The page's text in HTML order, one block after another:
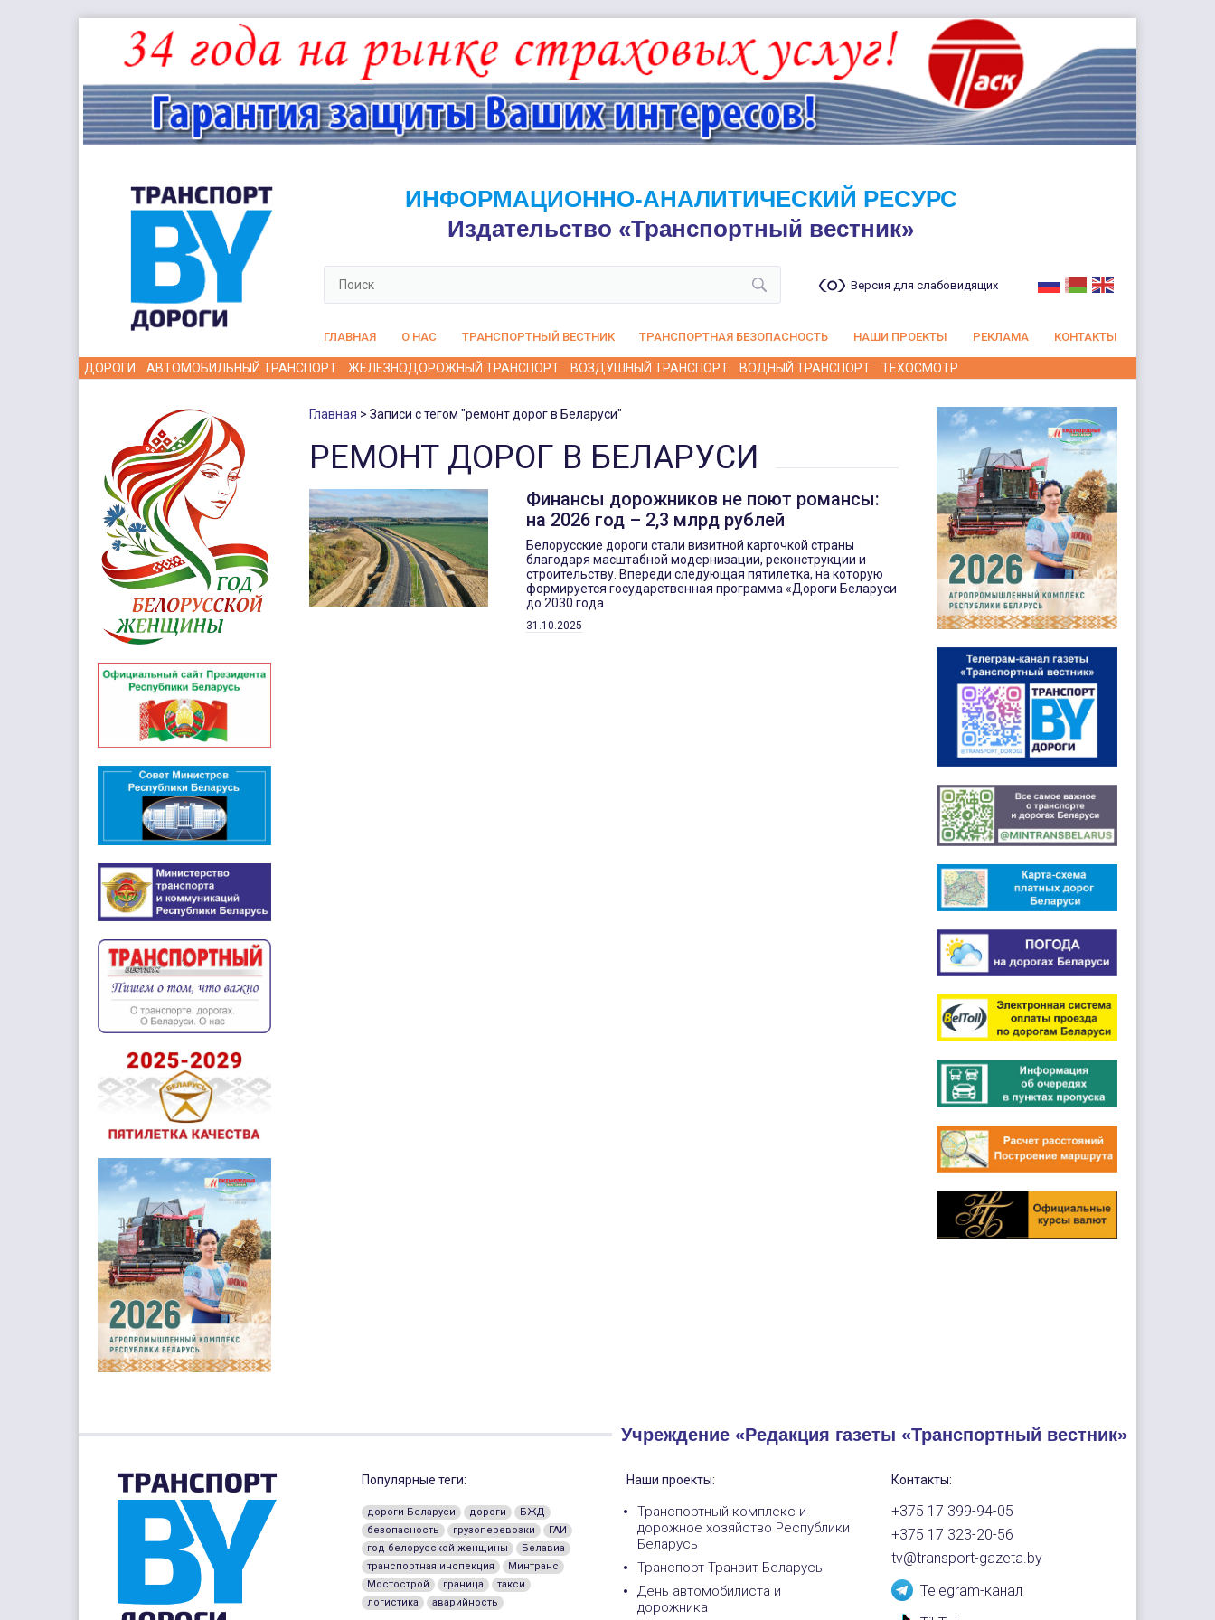
ИНФОРМАЦИОННО-АНАЛИТИЧЕСКИЙ РЕСУРС
Издательство «Транспортный вестник»
Версия для слабовидящих
ГЛАВНАЯ О НАС ТРАНСПОРТНЫЙ ВЕСТНИК ТРАНСПОРТНАЯ БЕЗОПАСНОСТЬ НАШИ ПРОЕКТЫ РЕКЛАМА КОНТАКТЫ
ДОРОГИ АВТОМОБИЛЬНЫЙ ТРАНСПОРТ ЖЕЛЕЗНОДОРОЖНЫЙ ТРАНСПОРТ ВОЗДУШНЫЙ ТРАНСПОРТ ВОДНЫЙ ТРАНСПОРТ ТЕХОСМОТР
Главная Записи с тегом "ремонт дорог в Беларуси"
РЕМОНТ ДОРОГ В БЕЛАРУСИ
Финансы дорожников не поют романсы:
на 2026 год – 2,3 млрд рублей
Белорусские дороги стали визитной карточкой страны
благодаря масштабной модернизации, реконструкции и
строительству. Впереди следующая пятилетка, на которую
формируется государственная программа «Дороги Беларуси
до 2030 года.
31.10.2025
Учреждение «Редакция газеты «Транспортный вестник»
Популярные теги:
дороги Беларуси дороги
БЖД
безопасность
грузоперевозки
ГАИ
год белорусской женщины
Белавиа
транспортная инспекция
Минтранс
Мостострой
граница
такси
логистика
аварийность
Наши проекты:
Транспортный комплекс и
дорожное хозяйство Республики
Беларусь
Транспорт Транзит Беларусь
День автомобилиста и
дорожника
Контакты:
+375 17 399-94-05
+375 17 323-20-56
tv@transport-gazeta.by
Telegram-канал